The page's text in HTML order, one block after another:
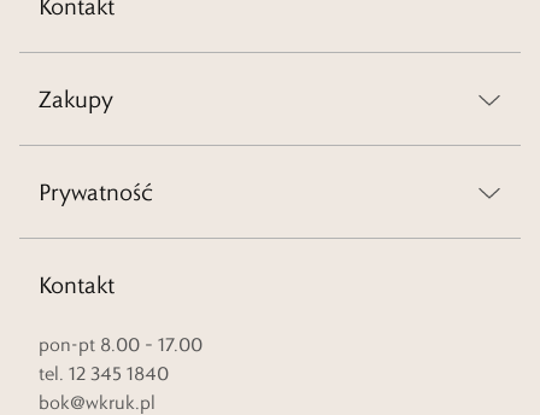
Kontakt
Zakupy
Prywatność
Kontakt
pon-pt 8.00 – 17.00
tel. 12 345 1840
bok@wkruk.pl